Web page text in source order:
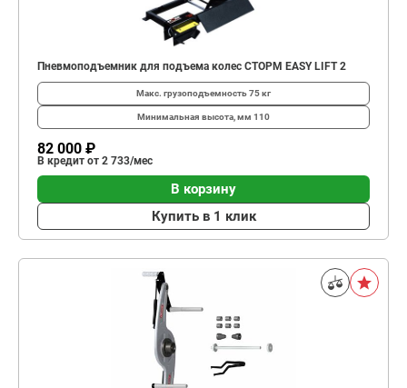
Пневмоподъемник для подъема колес СТОРМ EASY LIFT 2
Макс. грузоподъемность75 кг
Минимальная высота, мм 110
82 000 ₽
В кредит от 2 733/мес
В корзину
Купить в 1 клик